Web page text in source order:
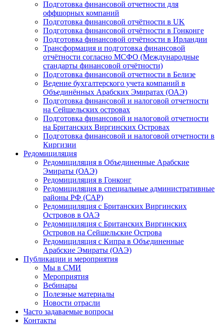
Подготовка финансовой отчетности для
оффшорных компаний
Подготовка финансовой отчётности в UK
Подготовка финансовой отчётности в Гонконге
Подготовка финансовой отчётности в Ирландии
Трансформация и подготовка финансовой
отчётности согласно МСФО (Международные
стандарты финансовой отчётности)
Подготовка финансовой отчетности в Белизе
Ведение бухгалтерского учета компаний в
Объединённых Арабских Эмиратах (ОАЭ)
Подготовка финансовой и налоговой отчетности
на Сейшельских островах
Подготовка финансовой и налоговой отчетности
на Британских Виргинских Островах
Подготовка финансовой и налоговой отчетности в
Киргизии
Редомициляция
Редомициляция в Объединенные Арабские
Эмираты (ОАЭ)
Редомициляция в Гонконг
Редомициляция в специальные административные
районы РФ (САР)
Редомициляция с Британских Виргинских
Островов в ОАЭ
Редомициляция с Британских Виргинских
Островов на Сейшельские Острова
Редомициляция с Кипра в Объединенные
Арабские Эмираты (ОАЭ)
Публикации и мероприятия
Мы в СМИ
Мероприятия
Вебинары
Полезные материалы
Новости отрасли
Часто задаваемые вопросы
Контакты